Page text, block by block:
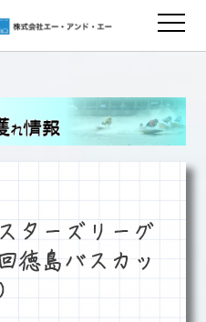
ターズリーグ
徳島バスカッ